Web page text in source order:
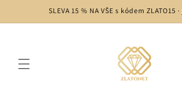
SLEVA 15 % NA VŠE s kódem ZLATO15